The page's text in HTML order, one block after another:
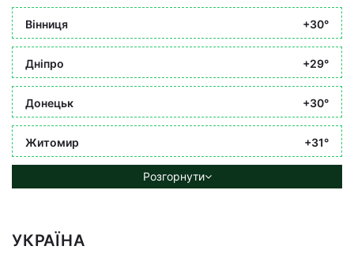
Вінниця +30°
Дніпро +29°
Донецьк +30°
Житомир +31°
Розгорнути
УКРАЇНА